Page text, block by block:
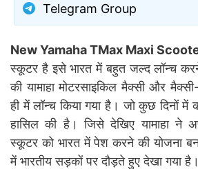
Telegram Group
New Yamaha TMax Maxi
स्कूटर है इसे भारत में बहुत जल्द लॉन्च
की यामाहा मोटरसाइकिल मैक्सी और
ही में लॉन्च किया गया है। जो कुछ दिनों में
हासिल की है। जिसे देखिए यामाहा ने
स्कूटर को भारत में पेश करने की योजना
में भारतीय सड़कों पर दौड़ते हुए देखा गया है।